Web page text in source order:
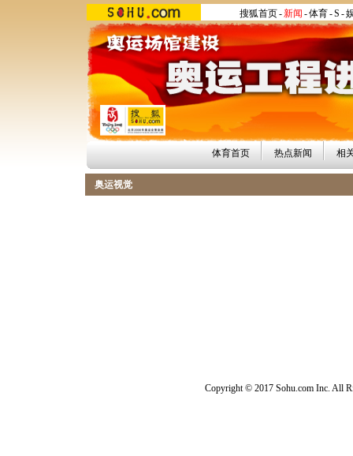
搜狐首页-新闻 -体育-S -
体育首页 热点新闻 相
奥运视觉
Copyright © 2017 Sohu.com Inc. All